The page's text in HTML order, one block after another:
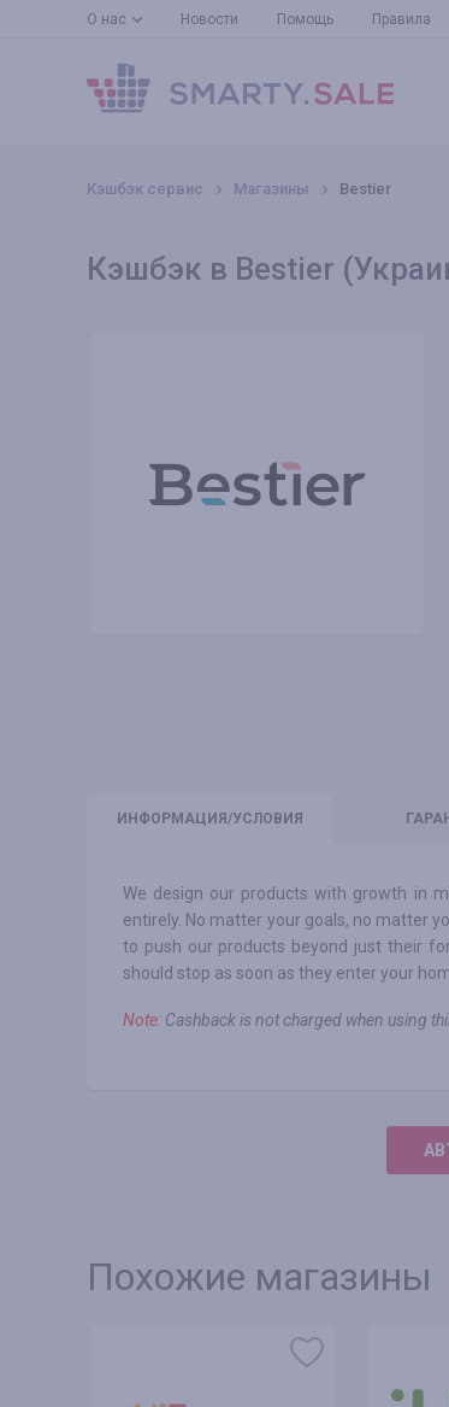
О нас Новости Помощь Правила
Кэшбэк сервис Магазины Bestier
Кэшбэк в Bestier
ИНФО РМАЦИЯ/УСЛОВИЯ
We design our products with growth in
entirely. No matter your goals, no matter
to push our products beyond just their
should stop as soon as they enter your
Note: Сashback is not charged when using
Похожие магазины